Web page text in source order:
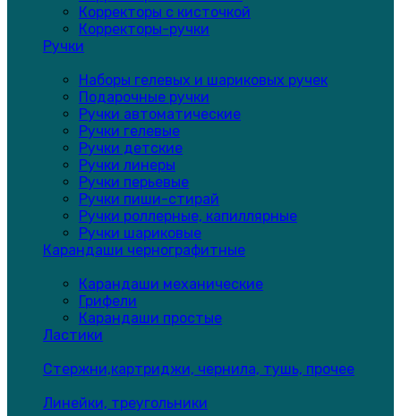
Корректоры с кисточкой
Корректоры-ручки
Ручки
Наборы гелевых и шариковых ручек
Подарочные ручки
Ручки автоматические
Ручки гелевые
Ручки детские
Ручки линеры
Ручки перьевые
Ручки пиши-стирай
Ручки роллерные, капиллярные
Ручки шариковые
Карандаши чернографитные
Карандаши механические
Грифели
Карандаши простые
Ластики
Стержни,картриджи, чернила, тушь, прочее
Линейки, треугольники